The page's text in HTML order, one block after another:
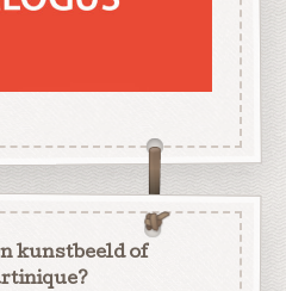
kunstbeeld of